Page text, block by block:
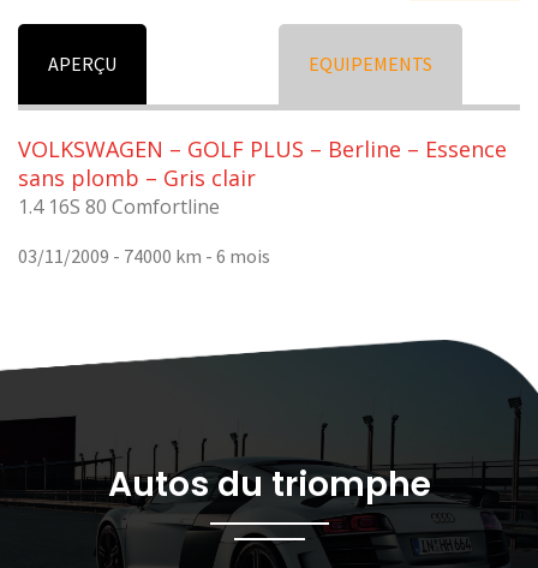
APERÇU EQUIPEMENTS
VOLKSWAGEN – GOLF PLUS – Berline – Essence
sans plomb – Gris clair
1.4 16S 80 Comfortline
03/11/2009 - 74000 km - 6 mois
Autos du triomphe